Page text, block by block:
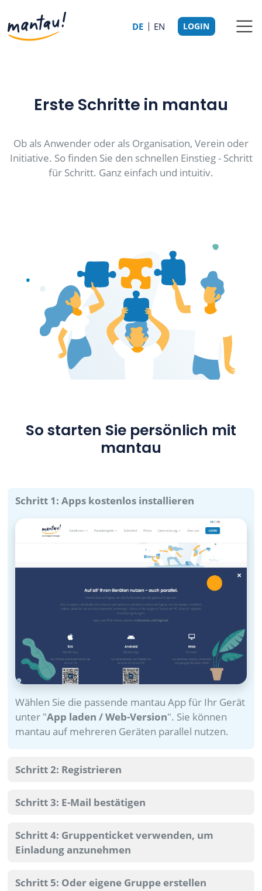
DE EN LOGIN
Erste Schritte in mantau
Ob als Anwender oder als Organisation, Verein oder
Initiative. So finden Sie den schnellen Einstieg - Schritt
für Schritt. Ganz einfach und intuitiv.
So starten Sie persönlich mit
mantau
Schritt 1: Apps kostenlos installieren
Wählen Sie die passende mantau App für Ihr Gerät
unter "App laden / Web-Version". Sie können
mantau auf mehreren Geräten parallel nutzen.
Schritt 2: Registrieren
Schritt 3: E-Mail bestätigen
Schritt 4: Gruppenticket verwenden, um
Einladung anzunehmen
Schritt 5: Oder eigene Gruppe erstellen